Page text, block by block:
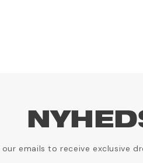
our emails to receive exclusive